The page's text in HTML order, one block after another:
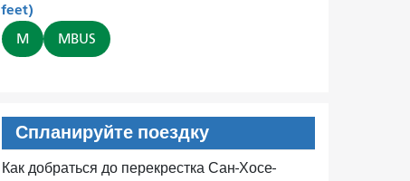
feet)
M MBUS
Спланируйте поездку
Как добраться до перекрестка Сан-Хосе-